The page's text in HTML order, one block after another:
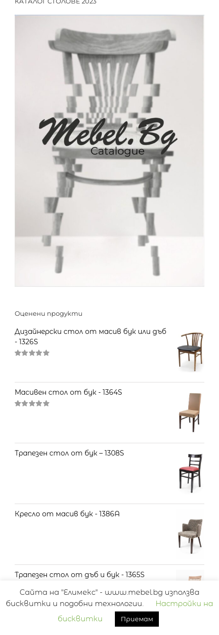
Оценени продукти
Дизайнерски стол от масив бук или дъб
- 1326S
Масивен стол от бук - 1364S
Трапезен стол от бук – 1308S
Кресло от масив бук - 1386A
Трапезен стол от дъб и бук - 1365S
Сайта на "Елимекс" - www.mebel.bg използва
бисквитки и подобни технологии.
Настройки на
бисквитки
Приемам